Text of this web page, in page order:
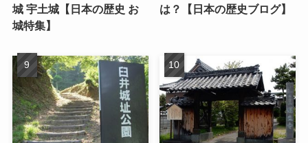
城 宇土城【日本の歴史 お
城特集】
は？【日本の歴史ブログ】